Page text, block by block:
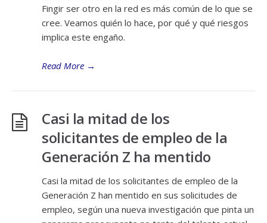
Fingir ser otro en la red es más común de lo que se
cree. Veamos quién lo hace, por qué y qué riesgos
implica este engaño.
Read More →
Casi la mitad de los
solicitantes de empleo de la
Generación Z ha mentido
Casi la mitad de los solicitantes de empleo de la
Generación Z han mentido en sus solicitudes de
empleo, según una nueva investigación que pinta un